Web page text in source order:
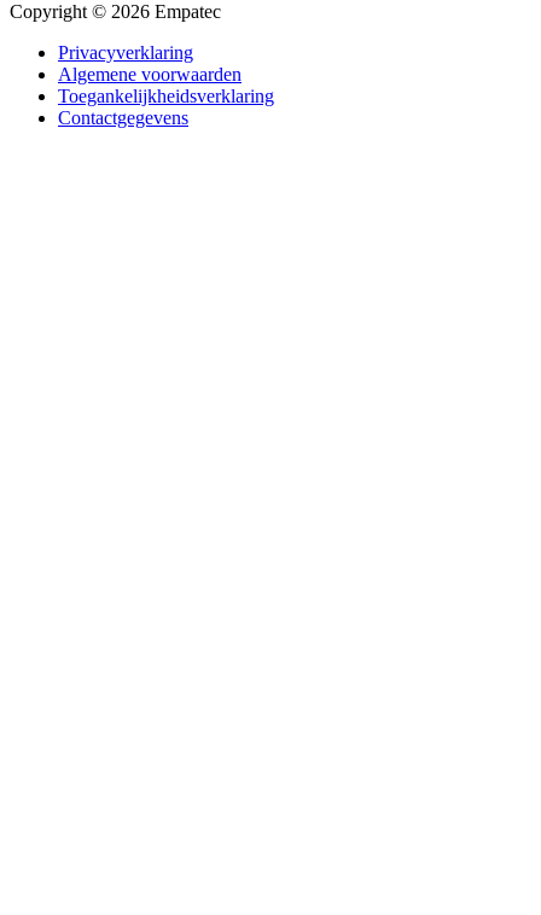
Copyright © 2026 Empatec
Privacyverklaring
Algemene voorwaarden
Toegankelijkheidsverklaring
Contactgegevens